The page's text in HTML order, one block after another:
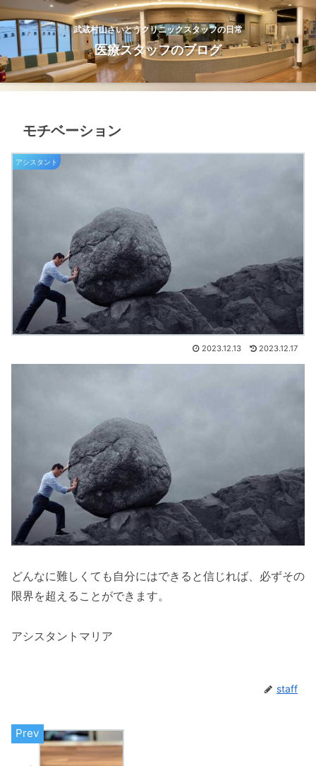
武蔵村山さいとうクリニックスタッフの日常
医療スタッフのブログ
モチベーション
アシスタント
2023.12.13 2023.12.17
どんなに難しくても自分にはできると信じれば、必ずその
限界を超えることができます。
アシスタントマリア
staff